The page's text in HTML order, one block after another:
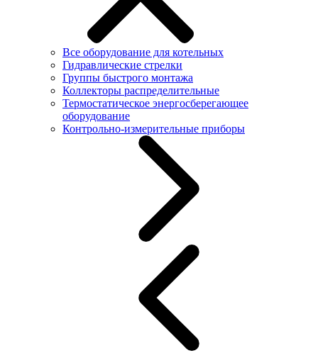
Все оборудование для котельных
Гидравлические стрелки
Группы быстрого монтажа
Коллекторы распределительные
Термостатическое энергосберегающее
оборудование
Контрольно-измерительные приборы